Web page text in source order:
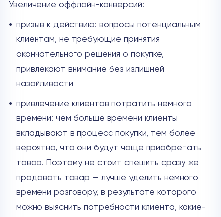
Увеличение оффлайн-конверсий:
призыв к действию: вопросы потенциальным
клиентам, не требующие принятия
окончательного решения о покупке,
привлекают внимание без излишней
назойливости
привлечение клиентов потратить немного
времени: чем больше времени клиенты
вкладывают в процесс покупки, тем более
вероятно, что они будут чаще приобретать
товар. Поэтому не стоит спешить сразу же
продавать товар — лучше уделить немного
времени разговору, в результате которого
можно выяснить потребности клиента, какие-